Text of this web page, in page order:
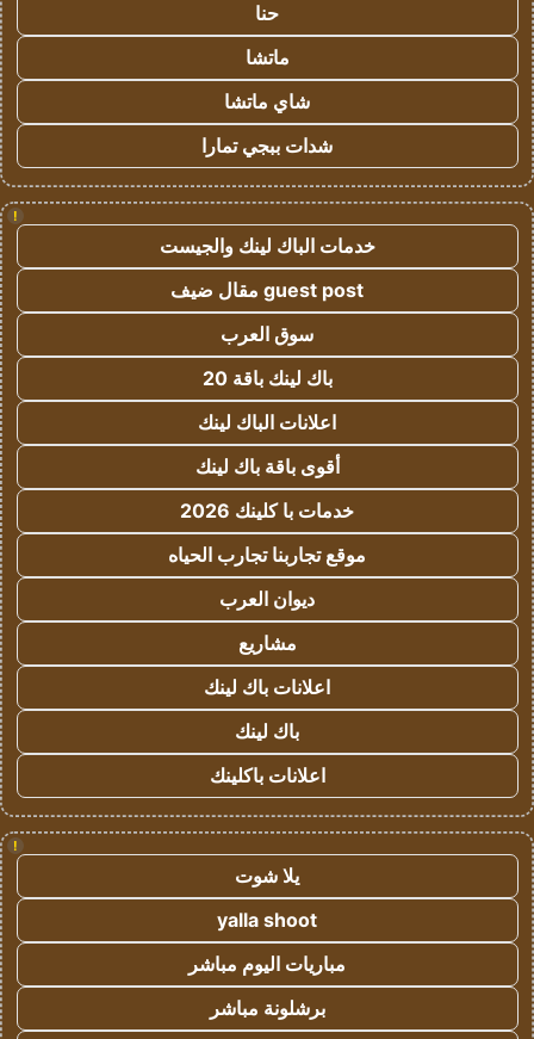
حنا
ماتشا
شاي ماتشا
شدات ببجي تمارا
!
خدمات الباك لينك والجيست
guest post مقال ضيف
سوق العرب
باك لينك باقة 20
اعلانات الباك لينك
أقوى باقة باك لينك
خدمات با كلينك 2026
موقع تجاربنا تجارب الحياه
ديوان العرب
مشاريع
اعلانات باك لينك
باك لينك
اعلانات باكلينك
!
يلا شوت
yalla shoot
مباريات اليوم مباشر
برشلونة مباشر